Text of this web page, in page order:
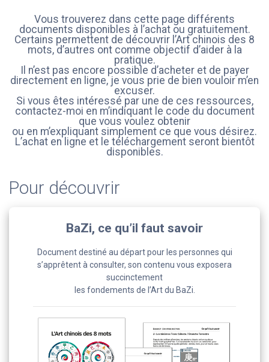
Vous trouverez dans cette page différents
documents disponibles à l’achat ou gratuitement.
Certains permettent de découvrir l’Art chinois des 8
mots, d’autres ont comme objectif d’aider à la
pratique.
Il n’est pas encore possible d’acheter et de payer
directement en ligne, je vous prie de bien vouloir m’en
excuser.
Si vous êtes intéressé par une de ces ressources,
contactez-moi en m’indiquant le code du document
que vous voulez obtenir
ou en m’expliquant simplement ce que vous désirez.
L’achat en ligne et le téléchargement seront bientôt
disponibles.
Pour découvrir
BaZi, ce qu’il faut savoir
Document destiné au départ pour les personnes qui
s’apprêtent à consulter, son contenu vous exposera
succinctement
les fondements de l’Art du BaZi.